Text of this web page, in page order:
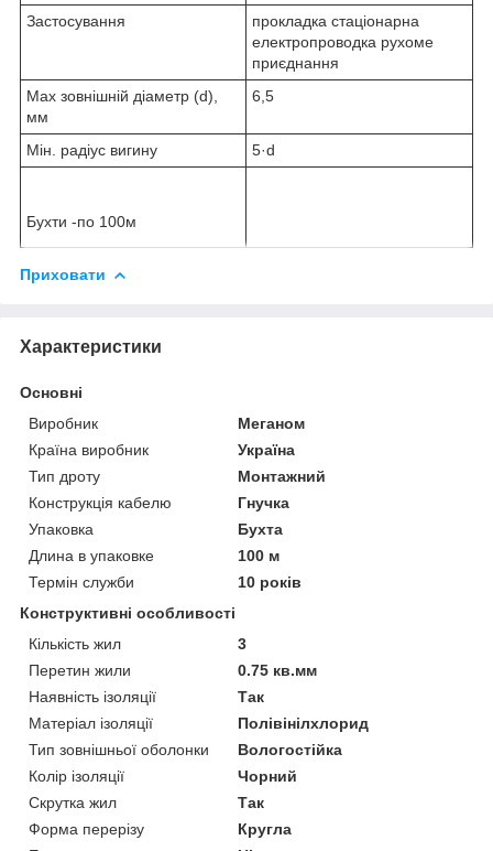
Застосування
прокладка стаціонарна
електропроводка рухоме
приєднання
Max зовнішній діаметр (d),
мм
6,5
Мін. радіус вигину 5·d
Бухти -по 100м
Приховати
Характеристики
Основні
Виробник
Меганом
Країна виробник
Україна
Тип дроту
Монтажний
Конструкція кабелю
Гнучка
Упаковка
Бухта
Длина в упаковке
100 м
Термін служби
10 років
Конструктивні особливості
Кількість жил
3
Перетин жили
0.75 кв.мм
Наявність ізоляції
Так
Матеріал ізоляції
Полівінілхлорид
Тип зовнішньої оболонки
Вологостійка
Колір ізоляції
Чорний
Скрутка жил
Так
Форма перерізу
Кругла